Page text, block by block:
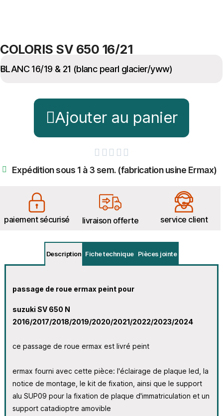
COLORIS SV 650 16/21
Ajouter au panier
    
Expédition sous 1 à 3 sem. (fabrication usine Ermax)
paiement sécurisé livraison offerte service client
Description Fiche technique Pièces jointe
passage de roue ermax peint pour
suzuki SV 650 N
2016/2017/2018/2019/2020/2021/2022/2023/2024
ce passage de roue ermax est livré peint
ermax fourni avec cette pièce: l'éclairage de plaque led, la
notice de montage, le kit de fixation, ainsi que le support
alu SUP09 pour la fixation de plaque d'immatriculation et un
support catadioptre amovible